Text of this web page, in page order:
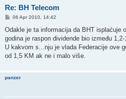
Re: BH Telecom
P
s
06 Apr 2010, 14:42
Odakle je ta informacija da BHT isplaćuje
godina je raspon dividende bio između 1,2-
U kakvom s...nju je vlada Federacije ove
od 1,5 KM ak ne i malo više.
panzer